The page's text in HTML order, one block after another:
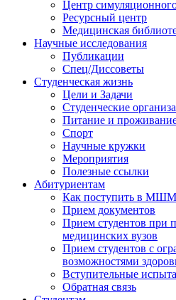
Центр
Ресурсный центр
Медицинская
Научные исследования
Публикации
Спец/Диссоветы
Студенческая жизнь
Цели и Задачи
Студенческие
Питание и
Спорт
Научные кружки
Мероприятия
Полезные ссылки
Абитуриентам
Как поступить в
Прием документов
Прием студентов при
медицинских вузов
Прием студентов с
возможностями
Вступительные
Обратная связь